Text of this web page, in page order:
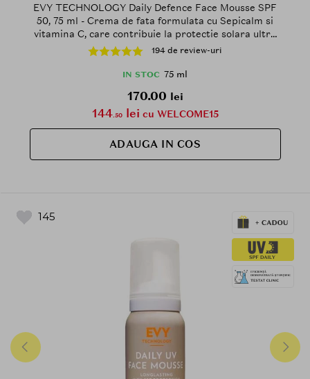
EVY TECHNOLOGY Daily Defence Face Mousse SPF
50, 75 ml - Crema de fata formulata cu Sepicalm si
vitamina C, care contribuie la protectie solara ultra
performanta si la mentinerea hidratarii pielii, Daily
194 de review-uri
IN STOC 75 ml
170.00 lei
144.50lei cu WELCOME15
ADAUGA IN COS
145